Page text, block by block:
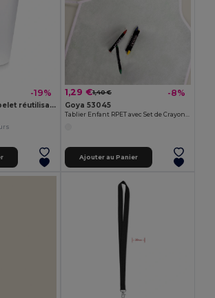
-19%
FESTA LARGE Gobelet réutilisable 300ml
1,29 €1,40 € -8%
Goya 53045
Tablier Enfant RPET avec Set de Crayons COOKER
Ajouter au Panier